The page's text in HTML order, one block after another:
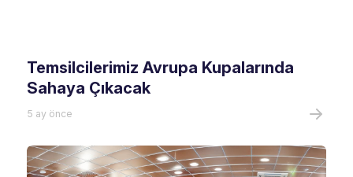
Temsilcilerimiz Avrupa Kupalarında
Sahaya Çıkacak
5 ay önce